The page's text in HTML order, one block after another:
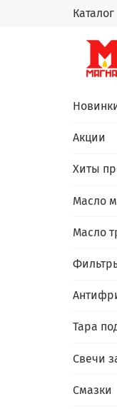
Каталог
Акции
Хиты
Масло
Масло
Тара
Свечи
Смазки